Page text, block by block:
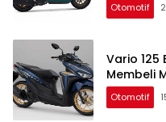
Otomotif
Vario 125
Membeli
Otomotif